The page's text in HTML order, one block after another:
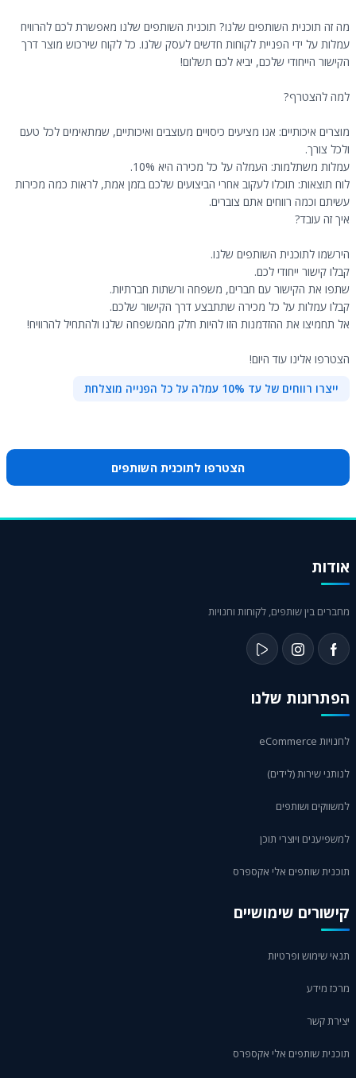
מה זה תוכנית השותפים שלנו? תוכנית השותפים שלנו מאפשרת לכם להרוויח
עמלות על ידי הפניית לקוחות חדשים לעסק שלנו. כל לקוח שירכוש מוצר דרך
הקישור הייחודי שלכם, יביא לכם תשלום!
למה להצטרף?
מוצרים איכותיים: אנו מציעים כיסויים מעוצבים ואיכותיים, שמתאימים לכל טעם
ולכל צורך.
עמלות משתלמות: העמלה על כל מכירה היא 10%.
לוח תוצאות: תוכלו לעקוב אחרי הביצועים שלכם בזמן אמת, לראות כמה מכירות
עשיתם וכמה רווחים אתם צוברים.
איך זה עובד?
הירשמו לתוכנית השותפים שלנו.
קבלו קישור ייחודי לכם.
שתפו את הקישור עם חברים, משפחה ורשתות חברתיות.
קבלו עמלות על כל מכירה שתתבצע דרך הקישור שלכם.
אל תחמיצו את ההזדמנות הזו להיות חלק מהמשפחה שלנו ולהתחיל להרוויח!
הצטרפו אלינו עוד היום!
ייצרו רווחים של עד 10% עמלה על כל הפנייה מוצלחת
הצטרפו לתוכנית השותפים
אודות
מחברים בין שותפים, לקוחות וחנויות
הפתרונות שלנו
לחנויות eCommerce
לנותני שירות (לידים)
למשווקים ושותפים
למשפיענים ויוצרי תוכן
תוכנית שותפים אלי אקספרס
קישורים שימושיים
תנאי שימוש ופרטיות
מרכז מידע
יצירת קשר
תוכנית שותפים אלי אקספרס